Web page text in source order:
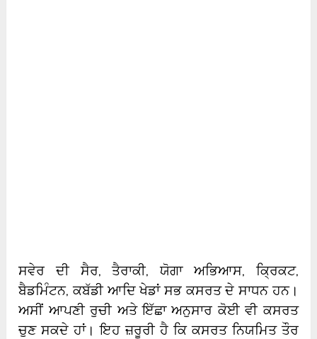
ਸਵੇਰ ਦੀ ਸੈਰ, ਤੈਰਾਕੀ, ਯੋਗਾ ਅਭਿਆਸ, ਕ੍ਰਿਕਟ,
ਬੈਡਮਿੰਟਨ, ਕਬੱਡੀ ਆਦਿ ਖੇਡਾਂ ਸਭ ਕਸਰਤ ਦੇ ਸਾਧਨ ਹਨ।
ਅਸੀਂ ਆਪਣੀ ਰੁਚੀ ਅਤੇ ਇੱਛਾ ਅਨੁਸਾਰ ਕੋਈ ਵੀ ਕਸਰਤ
ਚੁਣ ਸਕਦੇ ਹਾਂ। ਇਹ ਜ਼ਰੂਰੀ ਹੈ ਕਿ ਕਸਰਤ ਨਿਯਮਿਤ ਤੌਰ